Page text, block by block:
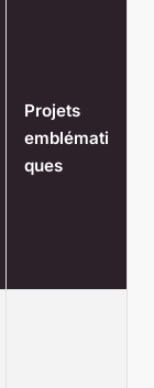
Projets
emblémati
ques